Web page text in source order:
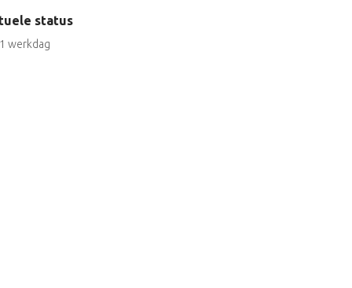
status
werkdag